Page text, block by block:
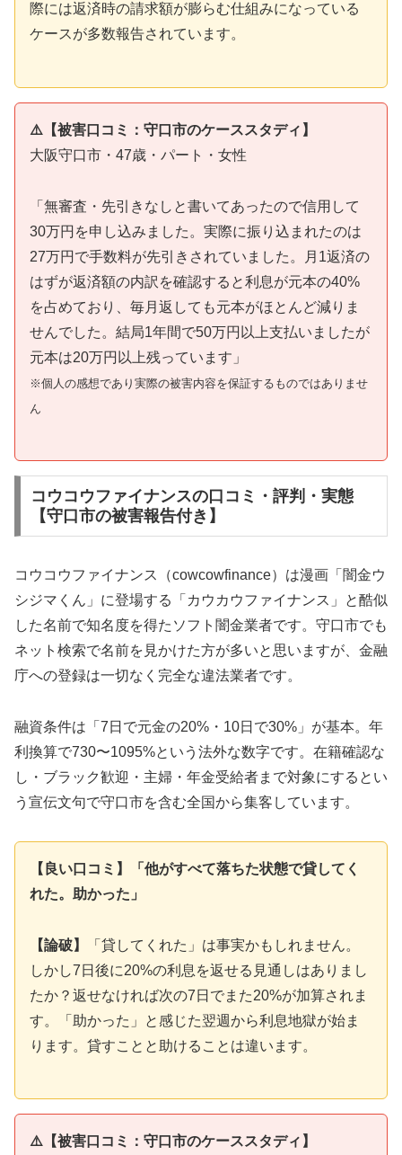
際には返済時の請求額が膨らむ仕組みになっている
ケースが多数報告されています。
⚠️【被害口コミ：守口市のケーススタディ】
大阪守口市・47歳・パート・女性
「無審査・先引きなしと書いてあったので信用して
30万円を申し込みました。実際に振り込まれたのは
27万円で手数料が先引きされていました。月1返済の
はずが返済額の内訳を確認すると利息が元本の40%
を占めており、毎月返しても元本がほとんど減りま
せんでした。結局1年間で50万円以上支払いましたが
元本は20万円以上残っています」
※個人の感想であり実際の被害内容を保証するものではありませ
ん
コウコウファイナンスの口コミ・評判・実態
【守口市の被害報告付き】
コウコウファイナンス（cowcowfinance）は漫画「闇金ウ
シジマくん」に登場する「カウカウファイナンス」と酷似
した名前で知名度を得たソフト闇金業者です。守口市でも
ネット検索で名前を見かけた方が多いと思いますが、金融
庁への登録は一切なく完全な違法業者です。
融資条件は「7日で元金の20%・10日で30%」が基本。年
利換算で730〜1095%という法外な数字です。在籍確認な
し・ブラック歓迎・主婦・年金受給者まで対象にするとい
う宣伝文句で守口市を含む全国から集客しています。
【良い口コミ】「他がすべて落ちた状態で貸してく
れた。助かった」
【論破】
「貸してくれた」は事実かもしれません。
しかし7日後に20%の利息を返せる見通しはありまし
たか？返せなければ次の7日でまた20%が加算されま
す。「助かった」と感じた翌週から利息地獄が始ま
ります。貸すことと助けることは違います。
⚠️【被害口コミ：守口市のケーススタディ】